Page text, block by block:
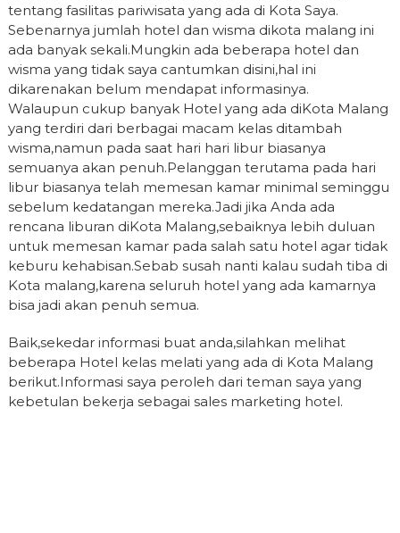
tentang fasilitas pariwisata yang ada di Kota Saya.
Sebenarnya jumlah hotel dan wisma dikota malang ini
ada banyak sekali.Mungkin ada beberapa hotel dan
wisma yang tidak saya cantumkan disini,hal ini
dikarenakan belum mendapat informasinya.
Walaupun cukup banyak Hotel yang ada diKota Malang
yang terdiri dari berbagai macam kelas ditambah
wisma,namun pada saat hari hari libur biasanya
semuanya akan penuh.Pelanggan terutama pada hari
libur biasanya telah memesan kamar minimal seminggu
sebelum kedatangan mereka.Jadi jika Anda ada
rencana liburan diKota Malang,sebaiknya lebih duluan
untuk memesan kamar pada salah satu hotel agar tidak
keburu kehabisan.Sebab susah nanti kalau sudah tiba di
Kota malang,karena seluruh hotel yang ada kamarnya
bisa jadi akan penuh semua.
Baik,sekedar informasi buat anda,silahkan melihat
beberapa Hotel kelas melati yang ada di Kota Malang
berikut.Informasi saya peroleh dari teman saya yang
kebetulan bekerja sebagai sales marketing hotel.